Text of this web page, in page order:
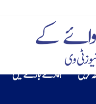
کریں ہمارے بارے میں